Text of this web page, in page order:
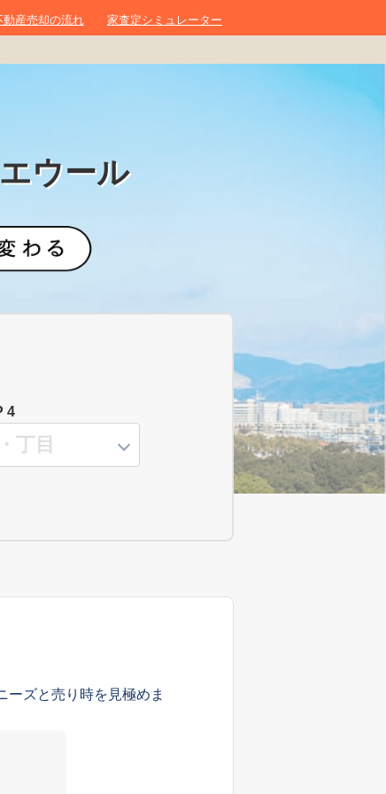
動産売却の流れ 家査定シミュレーター
ウール
4
ーズと売り時を見極めま